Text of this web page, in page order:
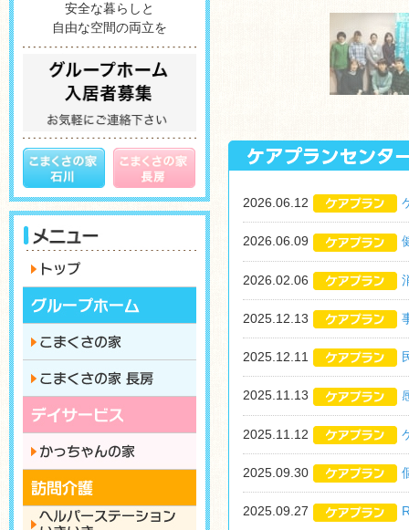
2026.06.12
2026.06.09
2026.02.06
2025.12.13
2025.12.11
2025.11.13
2025.11.12
2025.09.30
2025.09.27
安全な暮らしと
自由な空間の両立を